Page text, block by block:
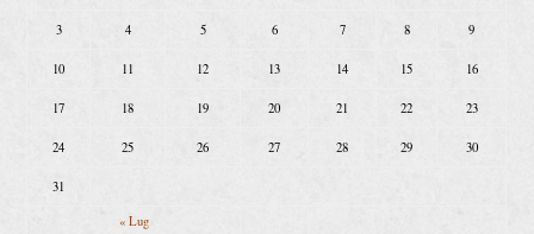
« Lug
3 4 5 6 7 8 9
10 11 12 13 14 15 16
17 18 19 20 21 22 23
24 25 26 27 28 29 30
31